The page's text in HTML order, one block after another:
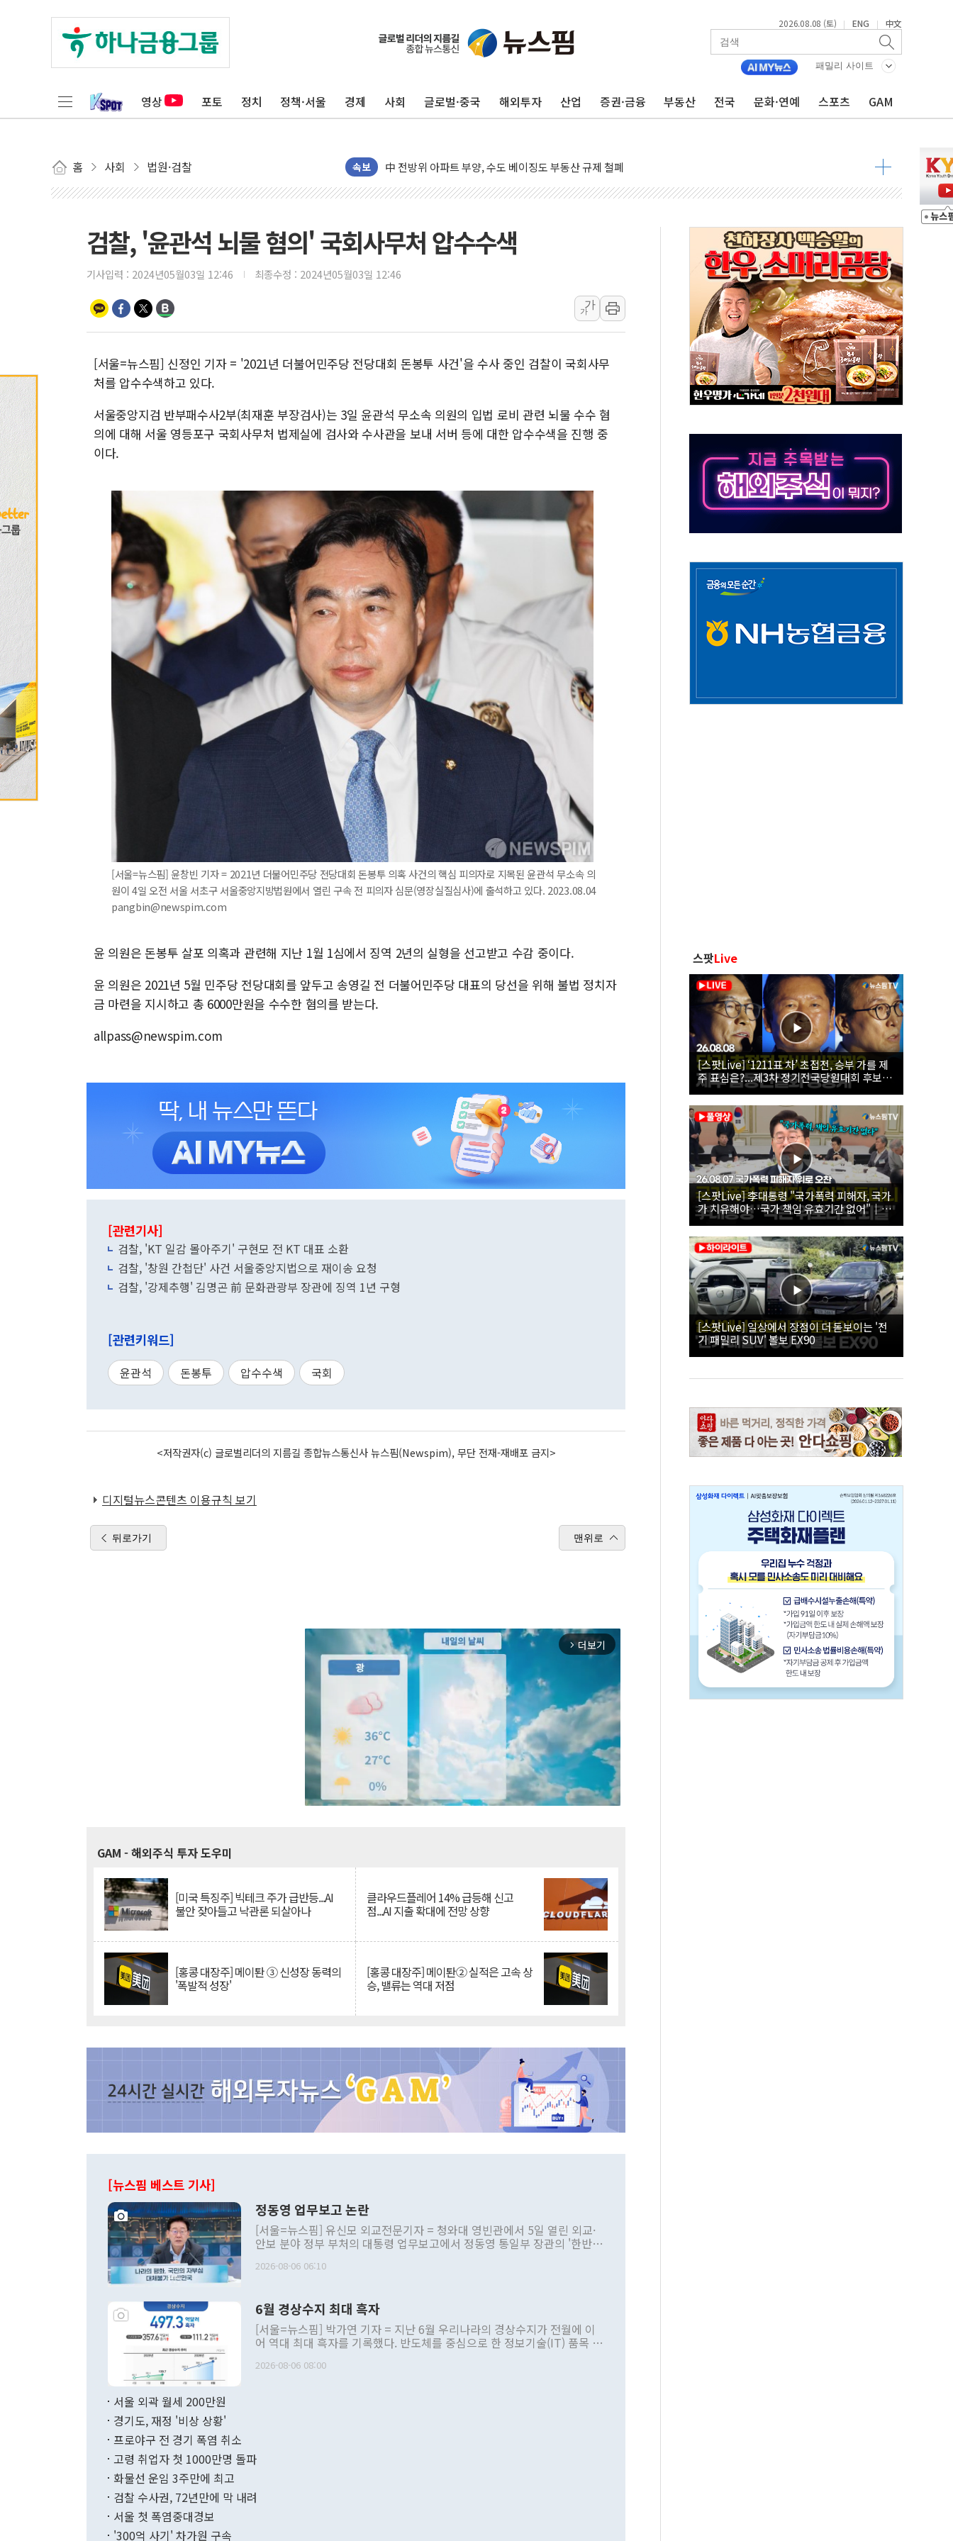
2026.08.08 (토) | ENG | 中文
패밀리 사이트
영상 포토 정치 정책·서울 경제 사회 글로벌·중국 해외투자 산업 증권·금융 부동산 전국 문화·연예 스포츠 GAM
홈 사회 법원·검찰 속보
동해중부 전 해상 풍랑주의보…10일까지 최대 3.5m 높은 물결
인제 용대리 계곡서 수위 상승으로 피서객 7명 고립…전원 구조
동해시, 11~14일 '별똥별 멍' 운영…페르세우스 유성우 관측
청양 밭에서 일하던 90대 숨져…온열질환 여부 조사
폭염에 車 운전면허 기능시험 오전 집중 편성…체감온도 38도 넘으면 중단
李대통령, 'ISA·주가누르기 방지법' 전면 재검토 지시
'호우 특보' 경북 울진 시간당 20~30mm 강한 비...가뭄 해소될 듯
주말 무더위·열대야 지속…내륙 곳곳 소나기
충북 주말 무더위 지속…청주·진천 35도, 곳곳 소나기
한상협, 업계 개인정보 보안 새판 짠다…'자율규제단체' 타진
민주당, 오늘 제주·인천 경선 발표...김민석 '재역전' vs 정청래 '격차 확대'
유럽증시, 美 고용 예상 밖 부진에 연준 금리 인상 가능성 낮아지며 상승… STOXX 600 지수는 나흘 연속 최고치
미 연준 매파 기세 꺾이나…고용 감소에 9월 동결 전망 우세
검찰, '윤관석 뇌물 혐의' 국회사무처 압수수색
기사입력 : 2024년05월03일 12:46 최종수정 : 2024년05월03일 12:46
가
가
[서울=뉴스핌] 신정인 기자 = '2021년 더불어민주당 전당대회 돈봉투 사건'을 수사 중인 검찰이 국회사무
처를 압수수색하고 있다.
서울중앙지검 반부패수사2부(최재훈 부장검사)는 3일 윤관석 무소속 의원의 입법 로비 관련 뇌물 수수 혐
의에 대해 서울 영등포구 국회사무처 법제실에 검사와 수사관을 보내 서버 등에 대한 압수수색을 진행 중
이다.
[서울=뉴스핌] 윤창빈 기자 = 2021년 더불어민주당 전당대회 돈봉투 의혹 사건의 핵심 피의자로 지목된 윤관석 무소속 의
원이 4일 오전 서울 서초구 서울중앙지방법원에서 열린 구속 전 피의자 심문(영장실질심사)에 출석하고 있다. 2023.08.04
pangbin@newspim.com
윤 의원은 돈봉투 살포 의혹과 관련해 지난 1월 1심에서 징역 2년의 실형을 선고받고 수감 중이다.
윤 의원은 2021년 5월 민주당 전당대회를 앞두고 송영길 전 더불어민주당 대표의 당선을 위해 불법 정치자
금 마련을 지시하고 총 6000만원을 수수한 혐의를 받는다.
allpass@newspim.com
[관련기사]
검찰, 'KT 일감 몰아주기' 구현모 전 KT 대표 소환
검찰, '창원 간첩단' 사건 서울중앙지법으로 재이송 요청
검찰, '강제추행' 김명곤 前 문화관광부 장관에 징역 1년 구형
[관련키워드]
윤관석 돈봉투 압수수색 국회
<저작권자(c) 글로벌리더의 지름길 종합뉴스통신사 뉴스핌(Newspim), 무단 전재-재배포 금지>
디지털뉴스콘텐츠 이용규칙 보기
뒤로가기 맨위로
arrow_forward_ios 더보기
GAM - 해외주식 투자 도우미
[미국 특징주] 빅테크 주가 급반등...AI
불안 잦아들고 낙관론 되살아나
클라우드플레어 14% 급등해 신고
점...AI 지출 확대에 전망 상향
[홍콩 대장주] 메이퇀 ③ 신성장 동력의
'폭발적 성장'
[홍콩 대장주] 메이퇀② 실적은 고속 상
승, 밸류는 역대 저점
[뉴스핌 베스트 기사]
정동영 업무보고 논란
[서울=뉴스핌] 유신모 외교전문기자 = 청와대 영빈관에서 5일 열린 외교·
안보 분야 정부 부처의 대통령 업무보고에서 정동영 통일부 장관의 '한반도
발언 중에는 정부 내 조율을 거치지 않은 사안을 정책으로 추진하겠다고 공
주의적 희망에 근거한 비현실적 구상'이라는 비판을 내놨다. 그동안 정 장
관의 대북 정책 관련 발언이 물의를 빚은 적은 여러 번 있지만 대통령과 유
관 부처 장관이 공개적으로 부정적 입장을 표명한 것은 이례적이다. 정 장
관의 무리한 대북 접근법과 월권을 제어해야 한다는 목소리도 높아지고 있
다. [정동영 통일부 장관이 지난달 23일 오후 서울 종로구 정부서울청사에
무너졌다고도 했다. 또 "현 시점에서 흘러간 선(先)비핵화만 되뇌는 것은
함께 4자 대화의 동력을 확보하기 위해 최선을 다할 것"이라고 말했다. 하
2026-08-06 06:10
6월 경상수지 최대 흑자
[서울=뉴스핌] 박가연 기자 = 지난 6월 우리나라의 경상수지가 전월에 이
어 역대 최대 흑자를 기록했다. 반도체를 중심으로 한 정보기술(IT) 품목 수
료=한국은행] 한국은행이 6일 발표한 '2026년 6월 국제수지(잠정)'에 따르
며 월간 기준 처음으로 1000억달러를 넘어섰다. 상품수입은 644억8000만
196.9% 급증했고 컴퓨터·주변기기(SSD)는 282.7% 증가했다. IT 품목
수출은 160.4% 늘었으며 비IT 품목도 ▲석유제품(47.5%) ▲화공품
2026-08-06 08:00
서울 외곽 월세 200만원
경기도, 재정 '비상 상황'
프로야구 전 경기 폭염 취소
고령 취업자 첫 1000만명 돌파
화물선 운임 3주만에 최고
검찰 수사권, 72년만에 막 내려
서울 첫 폭염중대경보
'300억 사기' 차가원 구속
스팟Live
[스팟Live] ‘1211표 차’ 초접전, 승부 가를 제
주 표심은?...제3차 정기전국당원대회 후보자
제주 합동연설회 생중계 | 26.08.08
[스팟Live] 李대통령 "국가폭력 피해자, 국가
가 치유해야…국가 책임 유효기간 없어"｜
26.08.07 국가폭력 피해자 위로 오찬
[스팟Live] 일상에서 장점이 더 돋보이는 '전
기 패밀리 SUV' 볼보 EX90